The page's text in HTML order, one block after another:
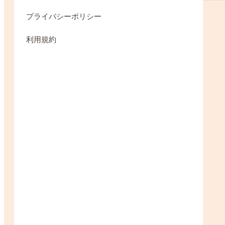
プライバシーポリシー
利用規約